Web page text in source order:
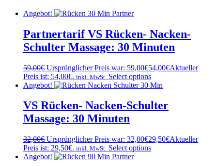
Angebot!
Partnertarif VS Rücken- Nacken-
Schulter Massage: 30 Minuten
59,00€ Ursprünglicher Preis war: 59,00€54,00€Aktueller
Preis ist: 54,00€. inkl. MwSt. Select options
Angebot!
VS Rücken- Nacken-Schulter
Massage: 30 Minuten
32,00€ Ursprünglicher Preis war: 32,00€29,50€Aktueller
Preis ist: 29,50€. inkl. MwSt. Select options
Angebot!